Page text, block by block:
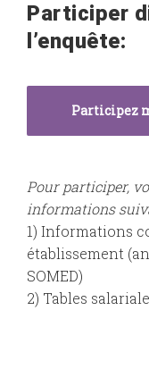
Participer
l’enquête:
Participez
Pour participer,
informations
1) Informations
établissement
SOMED)
2) Tables